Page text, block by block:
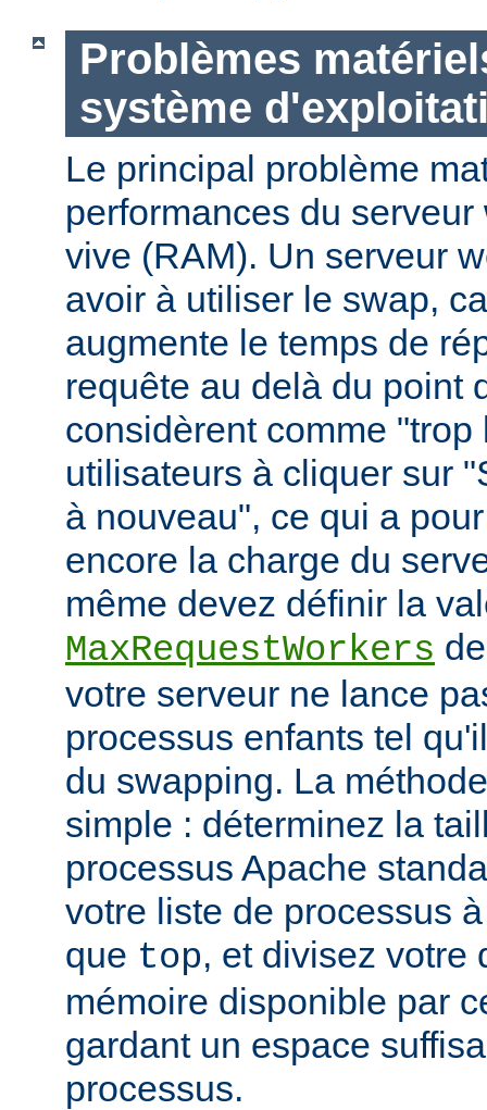
Problèmes
système
Le principal problème
performances du
vive (RAM). Un serveur
avoir à utiliser le swap,
augmente le temps de
requête au delà du point
considèrent comme
utilisateurs à cliquer sur
à nouveau", ce qui a
encore la charge du
même devez définir la
MaxRequestWorkers
votre serveur ne lance
processus enfants tel
du swapping. La
simple : déterminez la
processus Apache
votre liste de processus
que top, et divisez votre
mémoire disponible par
gardant un espace
processus.